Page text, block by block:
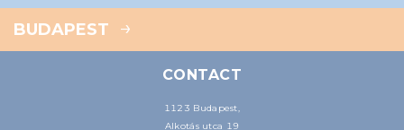
BUDAPEST
CONTACT
1123 Budapest,
Alkotás utca 19